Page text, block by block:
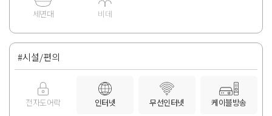
세면대 비데
#시설/편의
전자도어락 인터넷 무선인터넷 케이블방송